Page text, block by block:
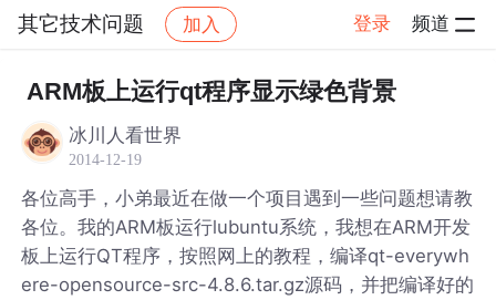
其它技术问题 加入 登录 频道
社区 其它技术问题 帖子详情
ARM板上运行qt程序显示绿色背景
冰川人看世界
2014-12-19
各位高手，小弟最近在做一个项目遇到一些问题想请教
各位。我的ARM板运行lubuntu系统，我想在ARM开发
板上运行QT程序，按照网上的教程，编译qt-everywh
ere-opensource-src-4.8.6.tar.gz源码，并把编译好的